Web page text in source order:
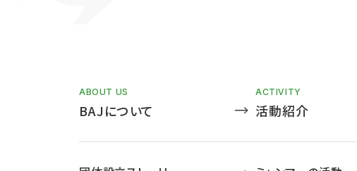
ABOUT US
BAJについて
ACTIVITY
活動紹介